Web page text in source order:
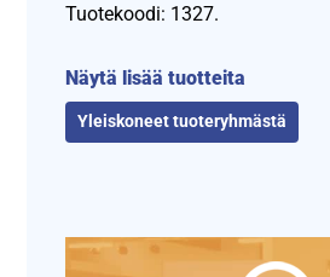
Tuotekoodi: 1327.
Näytä lisää tuotteita
Yleiskoneet tuoteryhmästä